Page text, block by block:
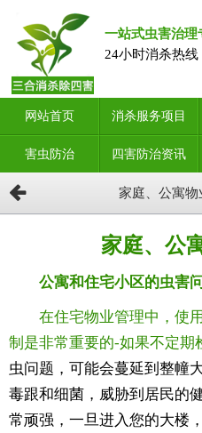
一站式虫害治理
24小时消杀热线
网站首页 消杀服务项目
害虫防治 四害防治资讯
家庭、公寓物
家庭、公
公寓和住宅小区的虫害
在住宅物业管理中，使
制是非常重要的-如果不定期
虫问题，可能会蔓延到整幢
毒跟和细菌，威胁到居民的
常顽强，一旦进入您的大楼